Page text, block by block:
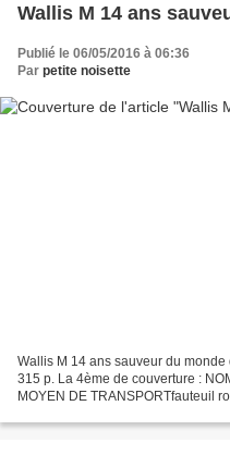
Wallis M 14 ans
Publié le 06/05/2016 à 06:36
Par petite noisette
Wallis M 14 ans sauveur du
315 p. La 4ème de couverture :
MOYEN DE TRANSPORTfauteuil